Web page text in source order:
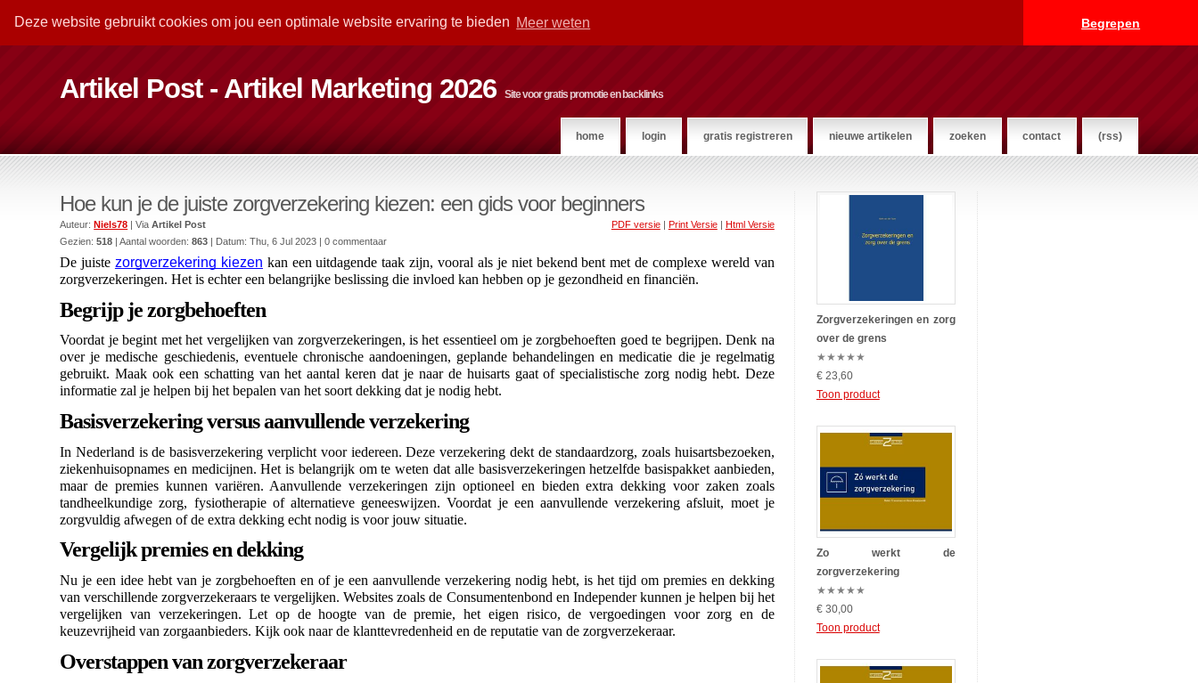
Deze website gebruikt cookies om jou een optimale website ervaring te bieden Meer weten Begrepen
Artikel Post - Artikel Marketing 2026 Site voor gratis promotie en backlinks
home login gratis registreren nieuwe artikelen zoeken contact (rss)
Hoe kun je de juiste zorgverzekering kiezen: een gids voor beginners
PDF versie| Print Versie| Html Versie
Auteur:Niels78 | ViaArtikel Post
Gezien:518 | Aantal woorden:863 | Datum:Thu, 6 Jul 2023 | 0 commentaar
De juiste zorgverzekering kiezen kan een uitdagende taak zijn, vooral als je niet bekend bent met de complexe wereld van
zorgverzekeringen. Het is echter een belangrijke beslissing die invloed kan hebben op je gezondheid en financiën.
Begrijp je zorgbehoeften
Voordat je begint met het vergelijken van zorgverzekeringen, is het essentieel om je zorgbehoeften goed te begrijpen. Denk na
over je medische geschiedenis, eventuele chronische aandoeningen, geplande behandelingen en medicatie die je regelmatig
gebruikt. Maak ook een schatting van het aantal keren dat je naar de huisarts gaat of specialistische zorg nodig hebt. Deze
informatie zal je helpen bij het bepalen van het soort dekking dat je nodig hebt.
Basisverzekering versus aanvullende verzekering
In Nederland is de basisverzekering verplicht voor iedereen. Deze verzekering dekt de standaardzorg, zoals huisartsbezoeken,
ziekenhuisopnames en medicijnen. Het is belangrijk om te weten dat alle basisverzekeringen hetzelfde basispakket aanbieden,
maar de premies kunnen variëren. Aanvullende verzekeringen zijn optioneel en bieden extra dekking voor zaken zoals
tandheelkundige zorg, fysiotherapie of alternatieve geneeswijzen. Voordat je een aanvullende verzekering afsluit, moet je
zorgvuldig afwegen of de extra dekking echt nodig is voor jouw situatie.
Vergelijk premies en dekking
Nu je een idee hebt van je zorgbehoeften en of je een aanvullende verzekering nodig hebt, is het tijd om premies en dekking
van verschillende zorgverzekeraars te vergelijken. Websites zoals de Consumentenbond en Independer kunnen je helpen bij het
vergelijken van verzekeringen. Let op de hoogte van de premie, het eigen risico, de vergoedingen voor zorg en de
keuzevrijheid van zorgaanbieders. Kijk ook naar de klanttevredenheid en de reputatie van de zorgverzekeraar.
Overstappen van zorgverzekeraar
Zorgverzekeringen en zorg
over de grens
★★★★★
€ 23,60
Toon product
Zo werkt de
zorgverzekering
★★★★★
€ 30,00
Toon product